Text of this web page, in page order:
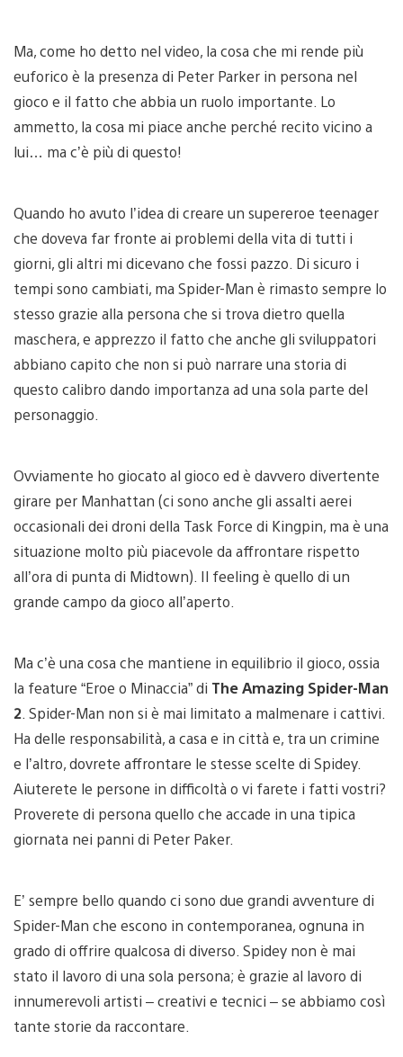
Ma, come ho detto nel video, la cosa che mi rende più
euforico è la presenza di Peter Parker in persona nel
gioco e il fatto che abbia un ruolo importante. Lo
ammetto, la cosa mi piace anche perché recito vicino a
lui… ma c’è più di questo!
Quando ho avuto l’idea di creare un supereroe teenager
che doveva far fronte ai problemi della vita di tutti i
giorni, gli altri mi dicevano che fossi pazzo. Di sicuro i
tempi sono cambiati, ma Spider-Man è rimasto sempre lo
stesso grazie alla persona che si trova dietro quella
maschera, e apprezzo il fatto che anche gli sviluppatori
abbiano capito che non si può narrare una storia di
questo calibro dando importanza ad una sola parte del
personaggio.
Ovviamente ho giocato al gioco ed è davvero divertente
girare per Manhattan (ci sono anche gli assalti aerei
occasionali dei droni della Task Force di Kingpin, ma è una
situazione molto più piacevole da affrontare rispetto
all’ora di punta di Midtown). Il feeling è quello di un
grande campo da gioco all’aperto.
Ma c’è una cosa che mantiene in equilibrio il gioco, ossia
la feature “Eroe o Minaccia” di The Amazing Spider-Man
2 . Spider-Man non si è mai limitato a malmenare i cattivi.
Ha delle responsabilità, a casa e in città e, tra un crimine
e l’altro, dovrete affrontare le stesse scelte di Spidey.
Aiuterete le persone in difficoltà o vi farete i fatti vostri?
Proverete di persona quello che accade in una tipica
giornata nei panni di Peter Paker.
E’ sempre bello quando ci sono due grandi avventure di
Spider-Man che escono in contemporanea, ognuna in
grado di offrire qualcosa di diverso. Spidey non è mai
stato il lavoro di una sola persona; è grazie al lavoro di
innumerevoli artisti – creativi e tecnici – se abbiamo così
tante storie da raccontare.